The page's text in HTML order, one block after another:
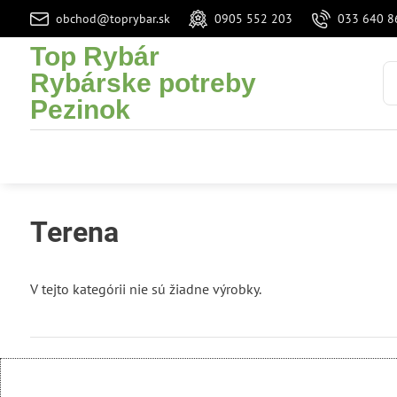
obchod@toprybar.sk 0905 552 203 033 640
Top Rybár
Rybárske potreby
Pezinok
Terena
V tejto kategórii nie sú žiadne výrobky.